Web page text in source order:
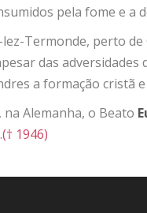
pela fome e
Termonde, perto
das
a formação cristã
na Alemanha, o Beato
(† 1946)